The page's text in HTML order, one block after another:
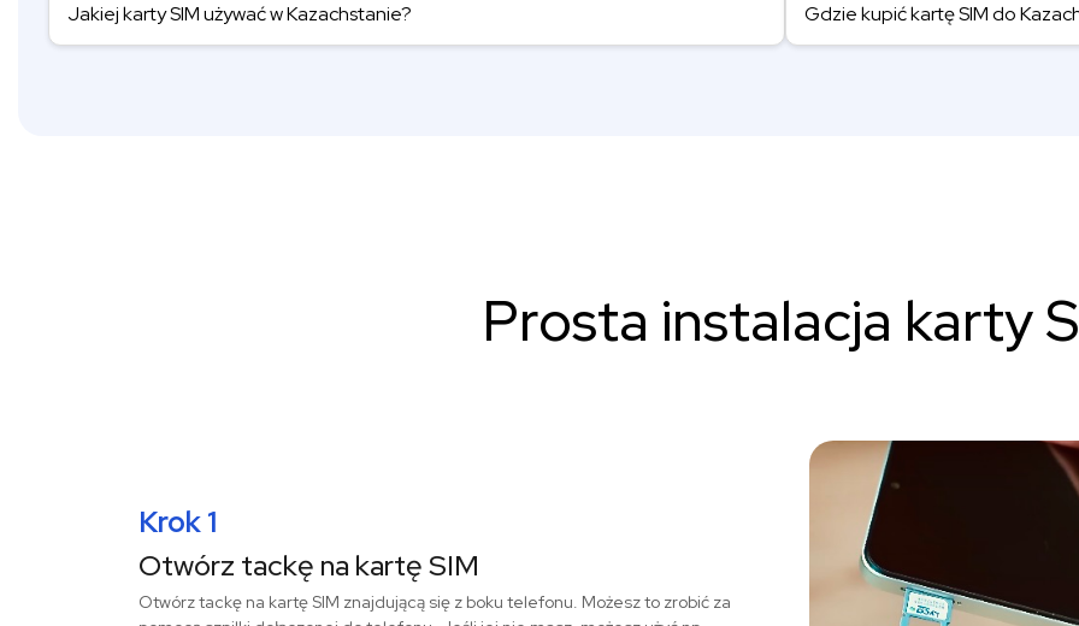
Jakiej karty SIM używać w Kazachstanie? Gdzie kupić kartę SIM do
Prosta instalacja karty
Krok 1
Otwórz tackę na kartę SIM
Otwórz tackę na kartę SIM znajdującą się z boku telefonu. Możesz to zrobić za